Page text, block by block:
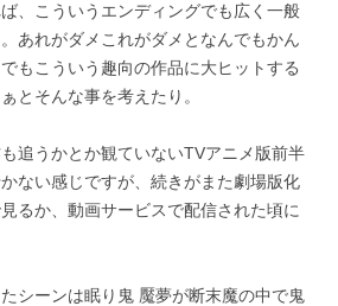
、こういうエンディングでも広く一般
あれがダメこれがダメとなんでもかん
もこういう趣向の作品に大ヒットする
とそんな事を考えたり。
追うかとか観ていないTVアニメ版前半
ない感じですが、続きがまた劇場版化
るか、動画サービスで配信された頃に
シーンは眠り鬼 魘夢が断末魔の中で鬼